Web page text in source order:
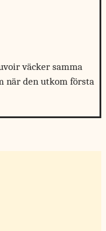
väcker samma
när den utkom första